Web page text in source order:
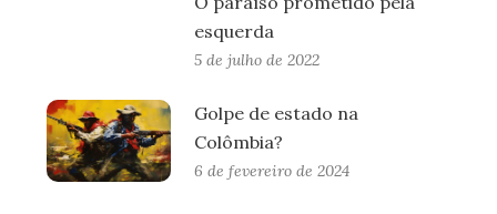
esquerda
5 de julho de 2022
Golpe de estado na
Colômbia?
6 de fevereiro de 2024